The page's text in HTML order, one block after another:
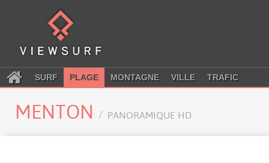
SURF PLAGE MONTAGNE VILLE TRAFIC
MENTON PANORAMIQUE HD